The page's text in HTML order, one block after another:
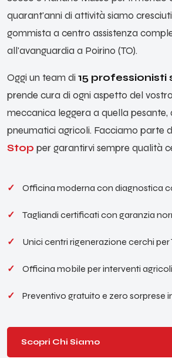
quarant'anni di attività siamo
gommista a centro assistenza
all'avanguardia a Poirino (TO).
Oggi un team di 15 professionisti
prende cura di ogni aspetto del
meccanica leggera a quella pesante,
pneumatici agricoli. Facciamo parte
Stop per garantirvi sempre qualità
Officina moderna con diagnostica
Tagliandi certificati con garanzia
Unici centri rigenerazione cerchi
Officina mobile per interventi
Preventivo gratuito e zero sorprese
Scopri Chi Siamo